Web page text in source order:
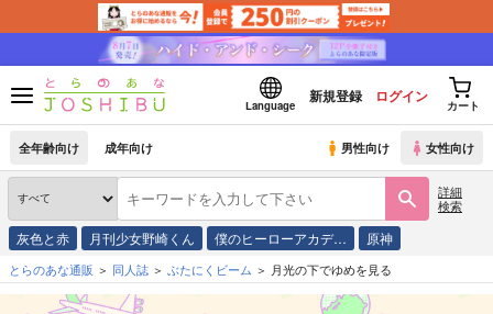
Language
新規登録 ログイン
カート
全年齢向け 成年向け 男性向け 女性向け
詳細
検索
灰色と赤 月刊少女野崎くん 僕のヒーローアカデ… 原神
とらのあな通販 同人誌 ぶたにくビーム 月光の下でゆめを見る